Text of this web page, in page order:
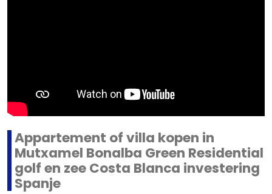
Appartement of villa kopen in
Mutxamel Bonalba Green Residential
golf en zee Costa Blanca investering
Spanje